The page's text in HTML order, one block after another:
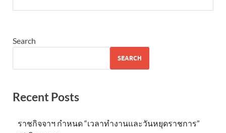
Search
SEARCH
Recent Posts
ราชกิจจาฯ กำหนด “เวลาทำงานและวันหยุดราชการ”